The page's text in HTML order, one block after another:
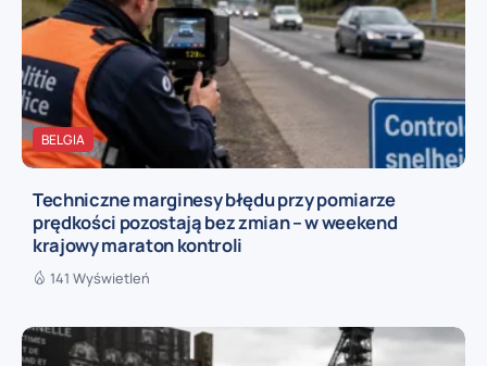
BELGIA
Techniczne marginesy błędu przy pomiarze
prędkości pozostają bez zmian – w weekend
krajowy maraton kontroli
141 Wyświetleń